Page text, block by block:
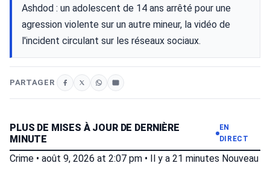
Ashdod : un adolescent de 14 ans arrêté pour une
agression violente sur un autre mineur, la vidéo de
l'incident circulant sur les réseaux sociaux.
PARTAGER
PLUS DE MISES À JOUR DE DERNIÈRE
MINUTE
EN
DIRECT
Crime • août 9, 2026 at 2:07 pm • Il y a 21 minutes Nouveau